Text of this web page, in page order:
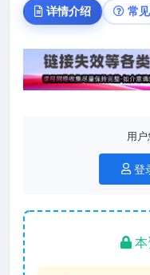
详情介绍 常
用
登